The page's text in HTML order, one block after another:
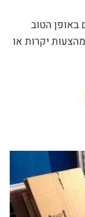
באופן הטוב
יקרות או